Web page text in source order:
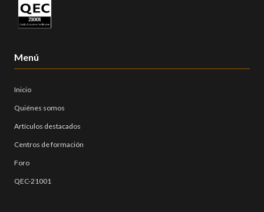
Menú
Inicio
Quiénes somos
Artículos destacados
Centros de formación
Foro
QEC-21001